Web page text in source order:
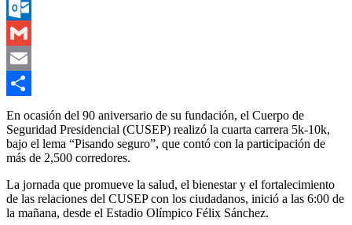
Messenger
Outlook.com
Gmail
Email
Compartir
En ocasión del 90 aniversario de su fundación, el Cuerpo de
Seguridad Presidencial (CUSEP) realizó la cuarta carrera 5k-10k,
bajo el lema “Pisando seguro”, que contó con la participación de
más de 2,500 corredores.
La jornada que promueve la salud, el bienestar y el fortalecimiento
de las relaciones del CUSEP con los ciudadanos, inició a las 6:00 de
la mañana, desde el Estadio Olímpico Félix Sánchez.